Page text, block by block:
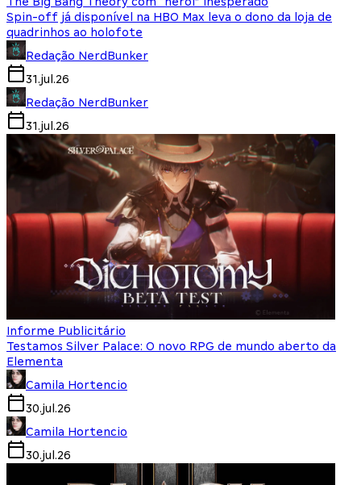
Spin-off já disponível na HBO Max leva o dono da loja de
quadrinhos ao holofote
Redação NerdBunker
31.jul.26
Redação NerdBunker
31.jul.26
Informe Publicitário
Testamos Silver Palace: O novo RPG de mundo aberto da
Elementa
Camila Hortencio
30.jul.26
Camila Hortencio
30.jul.26